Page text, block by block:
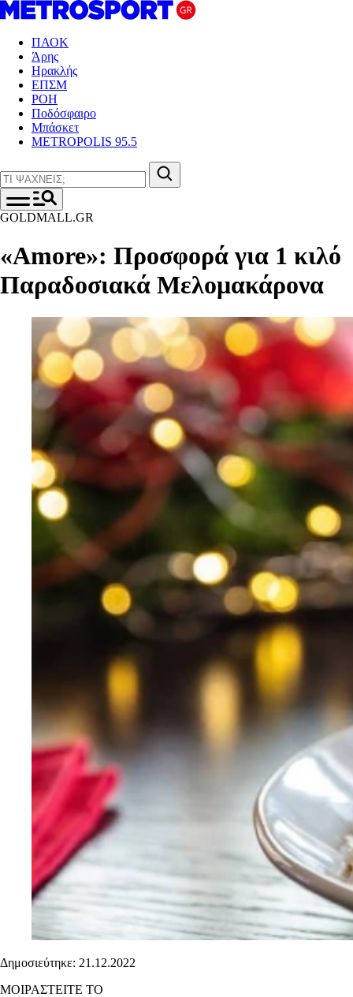
ΠΑΟΚ
Άρης
Ηρακλής
ΕΠΣΜ
ΡΟΗ
Ποδόσφαιρο
Μπάσκετ
METROPOLIS 95.5
GOLDMALL.GR
«Amore»: Προσφορά για 1 κιλό
Παραδοσιακά Μελομακάρονα
Δημοσιεύτηκε: 21.12.2022
ΜΟΙΡΑΣΤΕΙΤΕ ΤΟ